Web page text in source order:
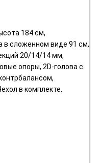
184 см,
в сложенном виде 91 см,
20/14/14 мм,
опоры, 2D-голова с
в комплекте.